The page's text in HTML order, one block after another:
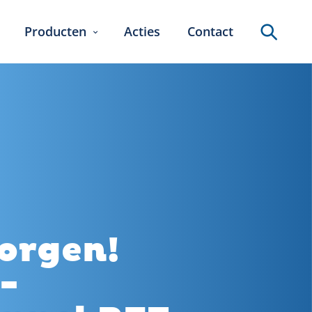
Producten Acties Contact
Zoeken